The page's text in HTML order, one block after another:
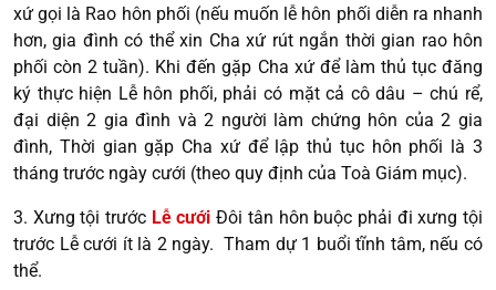
xứ gọi là Rao hôn phối (nếu muốn lễ hôn phối diễn ra nhanh
hơn, gia đình có thể xin Cha xứ rút ngắn thời gian rao hôn
phối còn 2 tuần). Khi đến gặp Cha xứ để làm thủ tục đăng
ký thực hiện Lễ hôn phối, phải có mặt cả cô dâu – chú rể,
đại diện 2 gia đình và 2 người làm chứng hôn của 2 gia
đình, Thời gian gặp Cha xứ để lập thủ tục hôn phối là 3
tháng trước ngày cưới (theo quy định của Toà Giám mục).
3. Xưng tội trước Lễ cưới Đôi tân hôn buộc phải đi xưng tội
trước Lễ cưới ít là 2 ngày. Tham dự 1 buổi tĩnh tâm, nếu có
thể.